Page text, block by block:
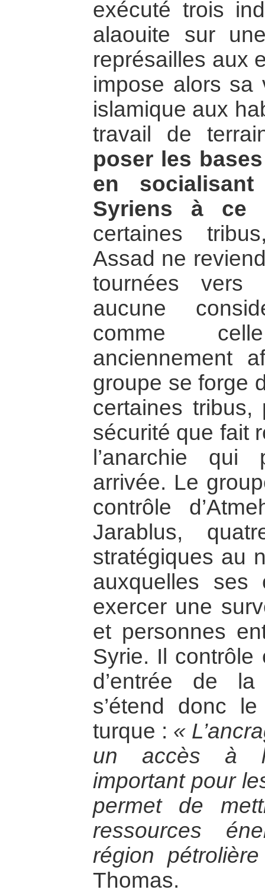
exécuté trois
alaouite sur
représailles aux
impose alors sa
islamique aux
travail de
poser les
en socialisant
Syriens à ce
certaines
Assad ne
tournées vers
aucune
comme
anciennement
groupe se forge
certaines tribus,
sécurité que fait
l’anarchie qui
arrivée. Le
contrôle
Jarablus,
stratégiques au
auxquelles ses
exercer une
et personnes
Syrie. Il contrôle
d’entrée de la
s’étend donc
turque : «
un accès à
important pour
permet de
ressources
région
Thomas.